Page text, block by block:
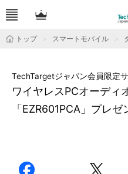
トップ スマートモバイル
ワイヤレスPCオーディ
「EZR601PCA」プレゼ
TechTargetジャパン会員限定